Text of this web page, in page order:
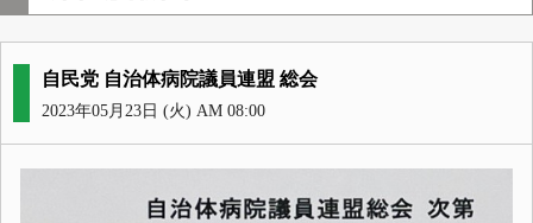
自民党 自治体病院議員連盟 総会
2023年05月23日 (火) AM 08:00